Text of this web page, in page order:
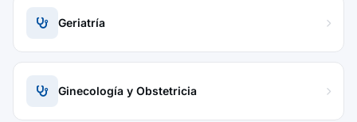
Geriatría
Ginecología y Obstetricia